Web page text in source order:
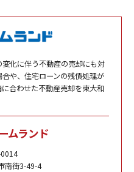
化に伴う不動産の売却にも対
や、住宅ローンの残債処理が
合わせた不動産売却を東大和
ムランド
南街3-49-4